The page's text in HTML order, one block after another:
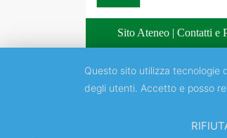
Sito Ateneo Contatti e
Questo sito utilizza tecnologie
degli utenti. Accetto e posso